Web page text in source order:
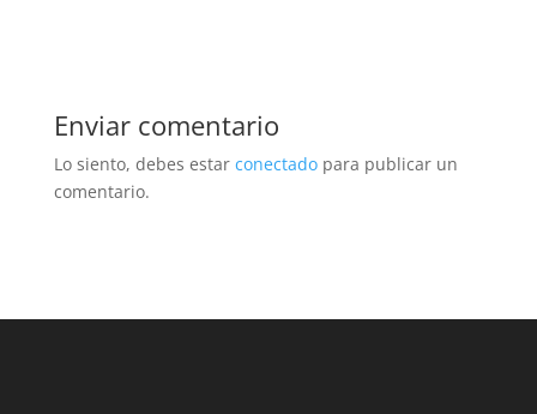
Enviar comentario
Lo siento, debes estar conectadopara publicar un
comentario.